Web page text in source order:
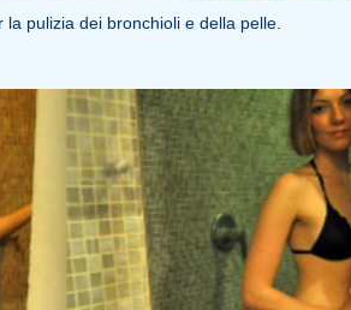
pulizia dei bronchioli e della pelle.